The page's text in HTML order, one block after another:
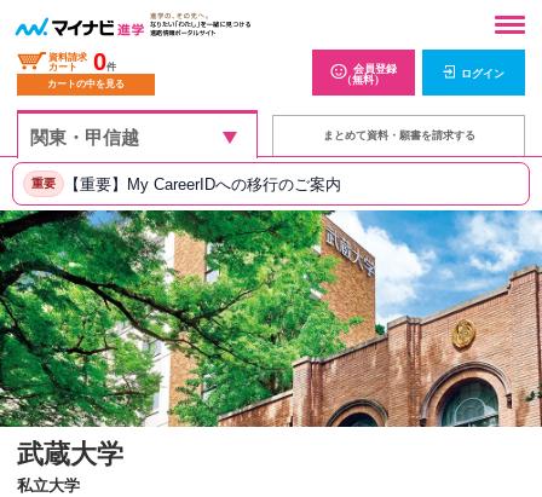
資料請求
カート
0件
カートの中を見る
会員登録
（無料）
ログイン
まとめて資料・願書を請求する
重要 【重要】My CareerIDへの移行のご案内
武蔵大学
私立大学